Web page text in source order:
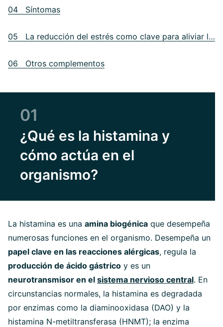
04 Síntomas
05 La reducción del estrés como clave para aliviar los síntomas
06 Otros complementos
01
¿Qué es la histamina y
cómo actúa en el
organismo?
La histamina es una amina biogénica que desempeña
numerosas funciones en el organismo. Desempeña un
papel clave en las reacciones alérgicas, regula la
producción de ácido gástrico y es un
neurotransmisor en el sistema nervioso central. En
circunstancias normales, la histamina es degradada
por enzimas como la diaminooxidasa (DAO) y la
histamina N-metiltransferasa (HNMT); la enzima